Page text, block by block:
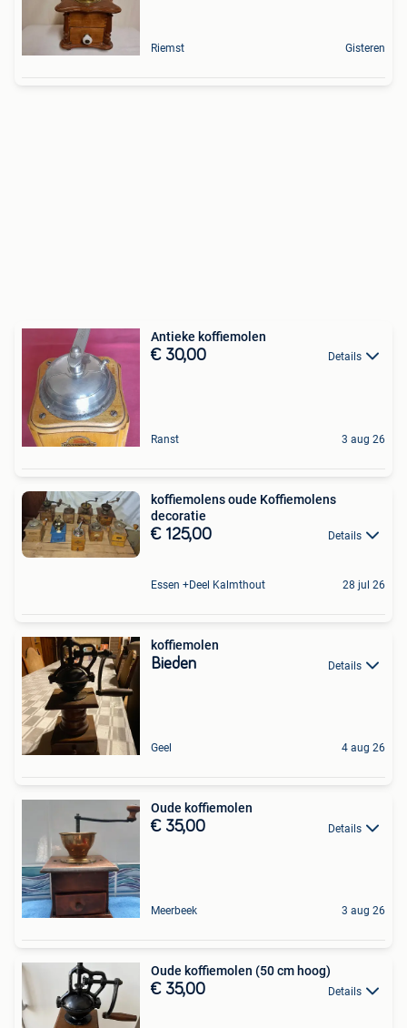
Riemst Gisteren
Antieke koffiemolen
€ 30,00 Details
Ranst 3 aug 26
koffiemolens oude Koffiemolens
decoratie
€ 125,00 Details
Essen +Deel Kalmthout 28 jul 26
koffiemolen
Bieden Details
Geel 4 aug 26
Oude koffiemolen
€ 35,00 Details
Meerbeek 3 aug 26
Oude koffiemolen (50 cm hoog)
€ 35,00 Details